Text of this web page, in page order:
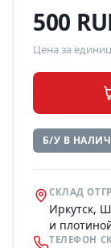
500
Цена за
Б/У В
СКЛАД
Иркутск,
и
ТЕЛЕФОН